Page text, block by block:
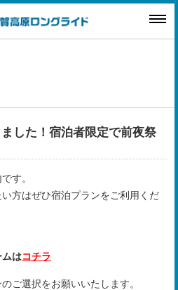
した！宿泊者限定で前夜祭
す。
方はぜひ宿泊プランをご利用くだ
はコチラ
ご選択をお願いいたします。